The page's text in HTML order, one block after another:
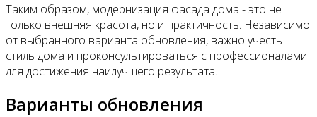
Таким образом, модернизация фасада дома - это не
только внешняя красота, но и практичность. Независимо
от выбранного варианта обновления, важно учесть
стиль дома и проконсультироваться с профессионалами
для достижения наилучшего результата.
Варианты обновления